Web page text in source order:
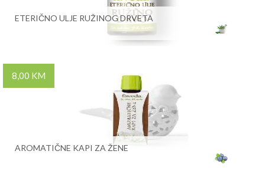
ETERIČNO ULJE RUŽINOG DRVETA
8,00 KM
AROMATIČNE KAPI ZA ŽENE